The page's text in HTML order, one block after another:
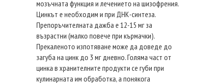
мозъчната функция и лечението на шизофрения.
Цинкът е необходим и при ДНК-синтеза.
Препоръчителната дажба е 12-15 мг за
възрастни (малко повече при кърмачки).
Прекаленото изпотяване може да доведе до
загуба на цинк до 3 мг дневно. Голяма част от
цинка в хранителните продукти се губи при
кулинарната им обработка, а понякога